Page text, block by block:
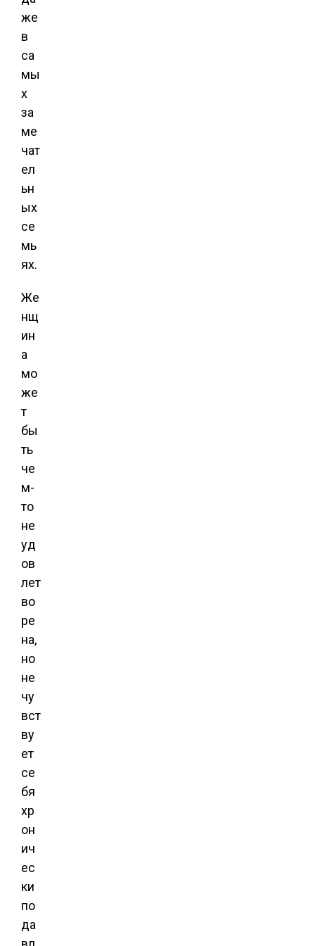
же
в
са
мы
х
за
ме
чат
ел
ьн
ых
се
мь
ях.
Же
нщ
ин
а
мо
же
т
бы
ть
че
м-
то
не
уд
ов
лет
во
ре
на,
но
не
чу
вст
ву
ет
се
бя
хр
он
ич
ес
ки
по
да